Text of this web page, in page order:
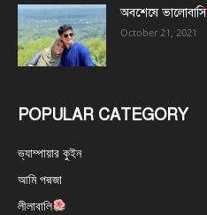
অবশেষে ভালোবাসি
October 21, 2021
POPULAR CATEGORY
ভ্যাম্পায়ার কুইন
আমি পদ্মজা
লীলাবালি